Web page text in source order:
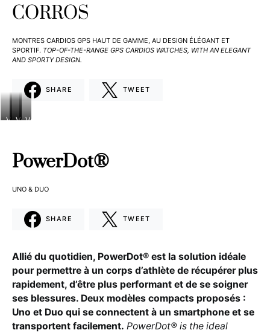
CORROS
MONTRES CARDIOS GPS HAUT DE GAMME, AU DESIGN ÉLÉGANT ET
SPORTIF. TOP-OF-THE-RANGE GPS CARDIOS WATCHES, WITH AN ELEGANT
AND SPORTY DESIGN.
SHARE TWEET
Vertix
Watch_Black
Front_599,00€
Vertix
Watch_Hunter
Green
Vertix
Watch_Navy
Front_599,00€
Vertix
Watch_Orange
Front_599,00€
PowerDot®
UNO & DUO
SHARE TWEET
Allié du quotidien, PowerDot® est la solution idéale
pour permettre à un corps d’athlète de récupérer plus
rapidement, d’être plus performant et de se soigner
ses blessures. Deux modèles compacts proposés :
Uno et Duo qui se connectent à un smartphone et se
transportent facilement. PowerDot® is the ideal